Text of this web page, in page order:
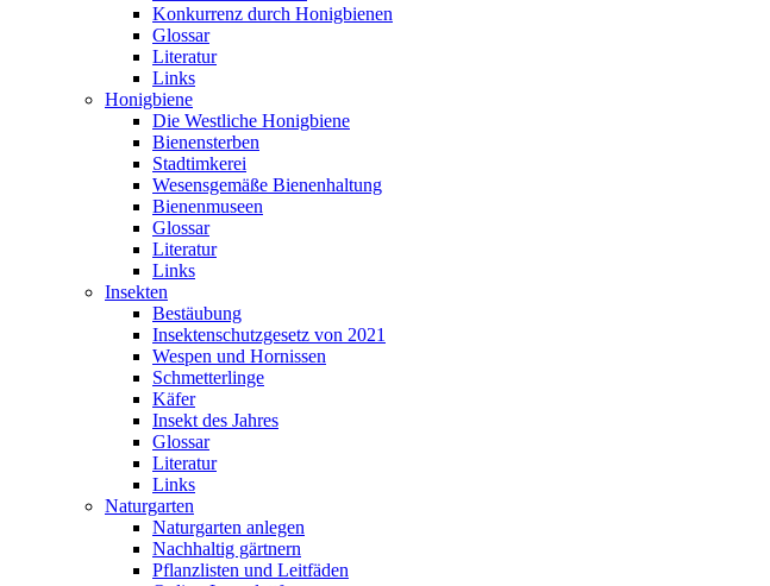
Konkurrenz durch Honigbienen
Glossar
Literatur
Links
Honigbiene
Die Westliche Honigbiene
Bienensterben
Stadtimkerei
Wesensgemäße Bienenhaltung
Bienenmuseen
Glossar
Literatur
Links
Insekten
Bestäubung
Insektenschutzgesetz von 2021
Wespen und Hornissen
Schmetterlinge
Käfer
Insekt des Jahres
Glossar
Literatur
Links
Naturgarten
Naturgarten anlegen
Nachhaltig gärtnern
Pflanzlisten und Leitfäden